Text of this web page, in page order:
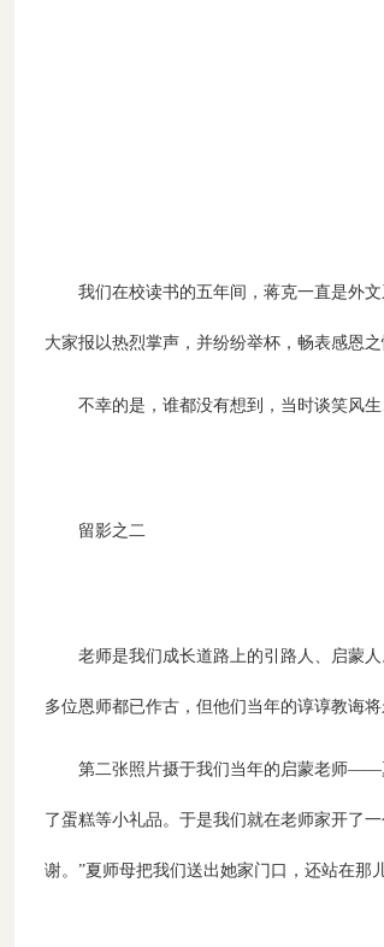
我们在校读书的五年间，蒋克一直是外
大家报以热烈掌声，并纷纷举杯，畅表感恩之
不幸的是，谁都没有想到，当时谈笑风
留影之二
老师是我们成长道路上的引路人、启蒙
多位恩师都已作古，但他们当年的谆谆教诲
第二张照片摄于我们当年的启蒙老师——
了蛋糕等小礼品。于是我们就在老师家开了
谢。”夏师母把我们送出她家门口，还站在那